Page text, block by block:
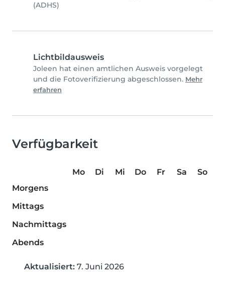
(ADHS)
Lichtbildausweis
Joleen hat einen amtlichen Ausweis vorgelegt
und die Fotoverifizierung abgeschlossen. Mehr
erfahren
Verfügbarkeit
Mo Di Mi Do Fr Sa
So
Morgens
Mittags
Nachmittags
Abends
Aktualisiert: 7. Juni 2026